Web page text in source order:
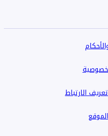
الارتباط